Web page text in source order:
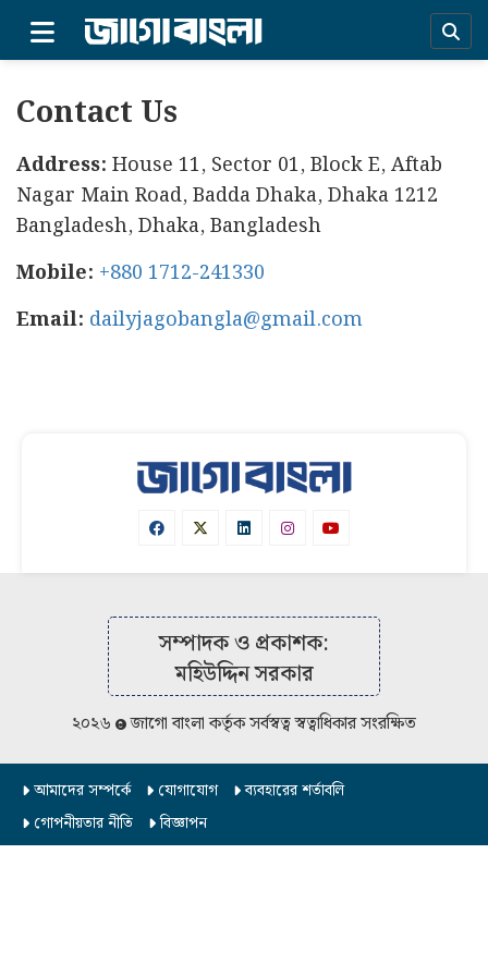
×
বিভাগ
Contact Us
Address: House 11, Sector 01, Block E, Aftab
Nagar Main Road, Badda Dhaka, Dhaka 1212
Bangladesh, Dhaka, Bangladesh
Mobile: +880 1712-241330
Email: dailyjagobangla@gmail.com
সম্পাদক ও প্রকাশক:
মহিউদ্দিন সরকার
২০২৬ জাগো বাংলা কর্তৃক সর্বস্বত্ব স্বত্বাধিকার সংরক্ষিত
আমাদের সম্পর্কে যোগাযোগ
ব্যবহারের শর্তাবলি
গোপনীয়তার নীতি
বিজ্ঞাপন